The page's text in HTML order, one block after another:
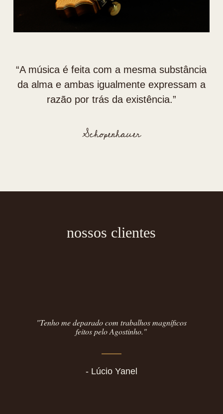
“⁠A música é feita com a mesma substância
da alma e ambas igualmente expressam a
razão por trás da existência.”
Schopenhauer
nossos clientes
"Tenho me deparado com trabalhos magníficos
feitos pelo Agostinho."
- Lúcio Yanel